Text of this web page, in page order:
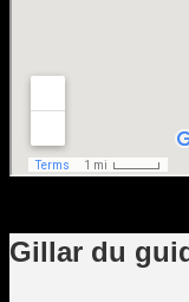
Gillar du